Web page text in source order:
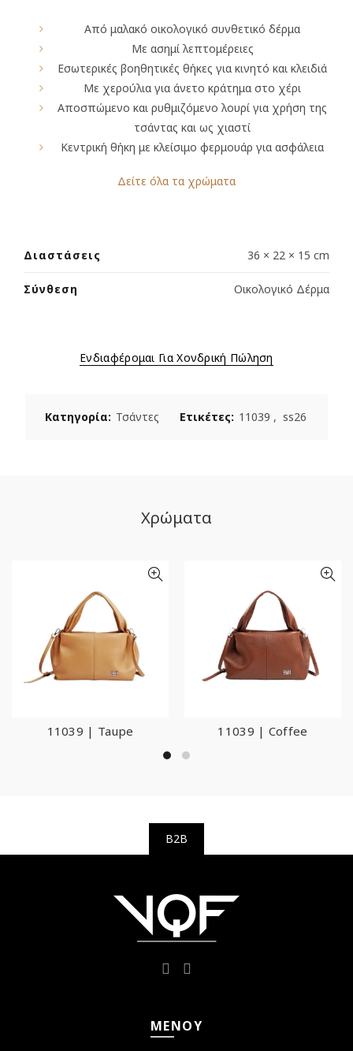
Από μαλακό οικολογικό συνθετικό δέρμα
Με ασημί λεπτομέρειες
Εσωτερικές βοηθητικές θήκες για κινητό και κλειδιά
Με χερούλια για άνετo κράτημα στο χέρι
Αποσπώμενο και ρυθμιζόμενο λουρί για χρήση της
τσάντας και ως χιαστί
Κεντρική θήκη με κλείσιμο φερμουάρ για ασφάλεια
Δείτε όλα τα χρώματα
Διαστάσεις 36 × 22 × 15 cm
Σύνθεση Οικολογικό Δέρμα
Ενδιαφέρομαι Για Χονδρική Πώληση
Κατηγορία: Τσάντες Ετικέτες: 11039 , ss26
Χρώματα
11039 | Taupe 11039 | Coffee
B2B
ΜΕΝΟΎ